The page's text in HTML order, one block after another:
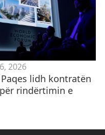
2026
lidh kontratën
rindërtimin e